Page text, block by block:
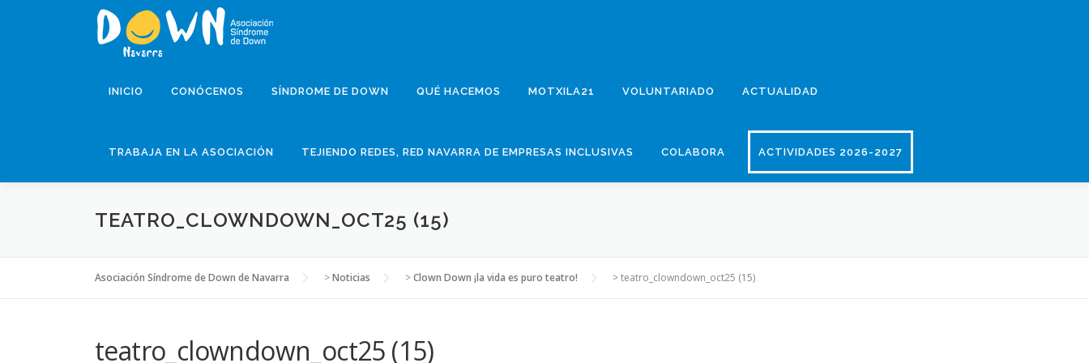
INICIO CONÓCENOS SÍNDROME DE DOWN QUÉ HACEMOS MOTXILA21 VOLUNTARIADO ACTUALIDAD
TRABAJA EN LA ASOCIACIÓN TEJIENDO REDES, RED NAVARRA DE EMPRESAS INCLUSIVAS COLABORA ACTIVIDADES 2026-2027
TEATRO_CLOWNDOWN_OCT25 (15)
Asociación Síndrome de Down de Navarra >Noticias >Clown Down ¡la vida es puro teatro! >teatro_clowndown_oct25 (15)
teatro_clowndown_oct25 (15)